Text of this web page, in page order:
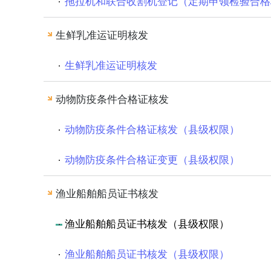
生鲜乳准运证明核发
生鲜乳准运证明核发
动物防疫条件合格证核发
动物防疫条件合格证核发（县级权限）
动物防疫条件合格证变更（县级权限）
渔业船舶船员证书核发
渔业船舶船员证书核发（县级权限）
渔业船舶船员证书核发（县级权限）